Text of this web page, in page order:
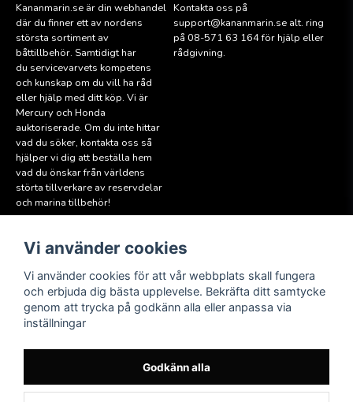
Kananmarin.se är din webhandel
där du finner ett av nordens
största sortiment av
båttillbehör. Samtidigt har
du servicevarvets kompetens
och kunskap om du vill ha råd
eller hjälp med ditt köp. Vi är
Mercury och Honda
auktoriserade. Om du inte hittar
vad du söker, kontakta oss så
hjälper vi dig att beställa hem
vad du önskar från världens
störta tillverkare av reservdelar
och marina tillbehör!
Kontakta oss på
support@kananmarin.se alt. ring
på 08-571 63 164 för hjälp eller
rådgivning.
Läs mer
Köpvillkor
Hitta till oss
Miljöpolicy
Medlem i Sweboat
Följ oss
Facebook
Instagram
Vi använder cookies
Vi använder cookies för att vår webbplats skall fungera
och erbjuda dig bästa upplevelse. Bekräfta ditt samtycke
genom att trycka på godkänn alla eller anpassa via
inställningar
Godkänn alla